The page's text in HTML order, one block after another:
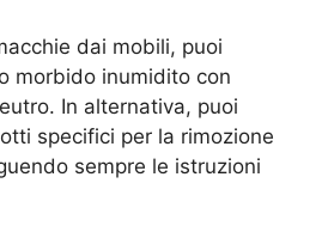
dai mobili, puoi
morbido inumidito con
In alternativa, puoi
specifici per la rimozione
sempre le istruzioni